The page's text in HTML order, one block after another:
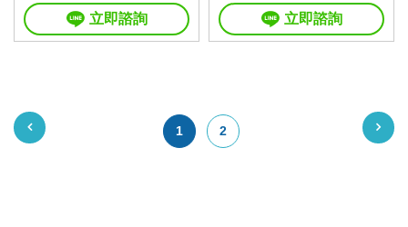
立即諮詢 立即諮詢
1 2